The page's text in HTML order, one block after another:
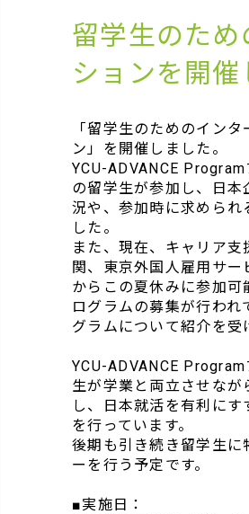
留学生のた
ションを開催
「留学生のためのイン
ン」を開催しました。
YCU-ADVANCE
の留学生が参加し、日
況や、参加時に求められ
した。
また、現在、キャリア
関、東京外国人雇用サー
からこの夏休みに参加
ログラムの募集が行われ
グラムについて紹介を受
YCU-ADVANCE
生が学業と両立させな
し、日本就活を有利に
を行っています。
後期も引き続き留学生に
ーを行う予定です。
■実施日：